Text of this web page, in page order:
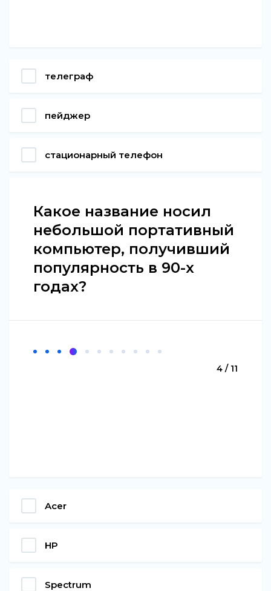
телеграф
пейджер
стационарный телефон
Какое название носил
небольшой портативный
компьютер, получивший
популярность в 90-х
годах?
4 / 11
Acer
HP
Spectrum